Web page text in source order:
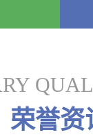
荣誉资